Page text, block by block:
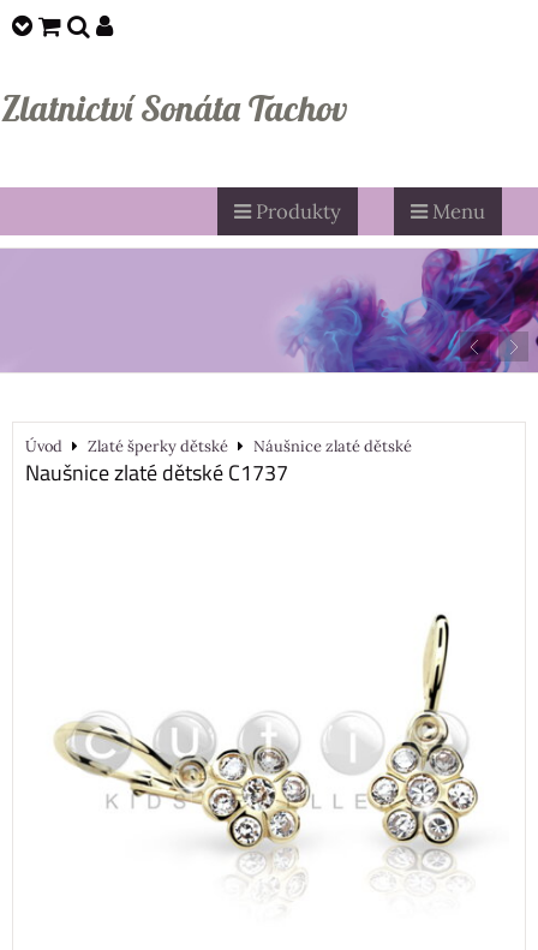
Zlatnictví Sonáta Tachov
Produkty Menu
Úvod Zlaté šperky dětské Náušnice zlaté dětské
Naušnice zlaté dětské C1737